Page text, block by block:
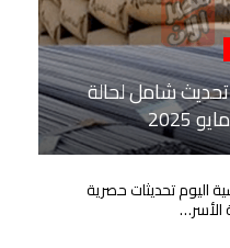
تحديث شامل لحالة
اليوم تحديثات حصرية
الأسر…